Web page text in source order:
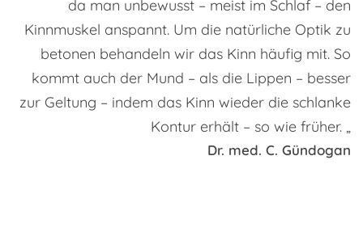
da man unbewusst – meist im Schlaf – den
Kinnmuskel anspannt. Um die natürliche Optik zu
betonen behandeln wir das Kinn häufig mit. So
kommt auch der Mund – als die Lippen – besser
zur Geltung – indem das Kinn wieder die schlanke
Kontur erhält – so wie früher. „
Dr. med. C. Gündogan